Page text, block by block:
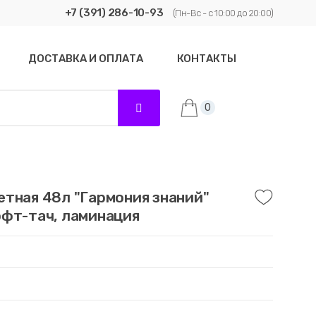
+7 (391) 286-10-93 (Пн-Вс - с 10:00 до 20:00)
ДОСТАВКА И ОПЛАТА КОНТАКТЫ
0
48л "Гармония знаний"
тач, ламинация